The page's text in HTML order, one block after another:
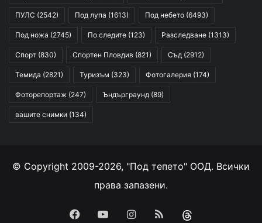
ПУЛС (2542) Под лупа (1613) Под небето (6493)
Под ножа (2745) По следите (123) Разследване (1313)
Спорт (830) Спортен Пловдив (821) Съд (2912)
Темида (2821) Туризъм (323) Фотогалерия (174)
Фоторепортаж (247) Ъндърграунд (89)
вашите снимки (134)
© Copyright 2009-2026, "Под тепето" ООД. Всички
права запазени.
FacebookYouTubeInstagram
RSS